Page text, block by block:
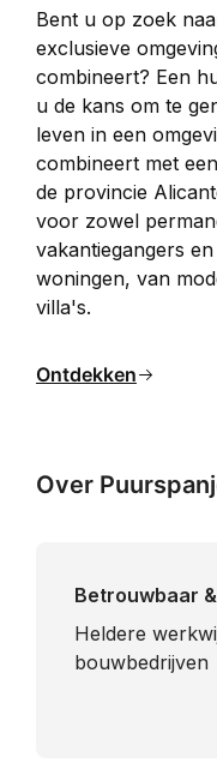
Bent u op zoek
exclusieve
combineert? Een
u de kans om te
leven in een
combineert met
de provincie
voor zowel
vakantiegangers
woningen, van
villa's.
Ontdekken
Over
Betrouwbaar
Heldere
bouwbedrijven